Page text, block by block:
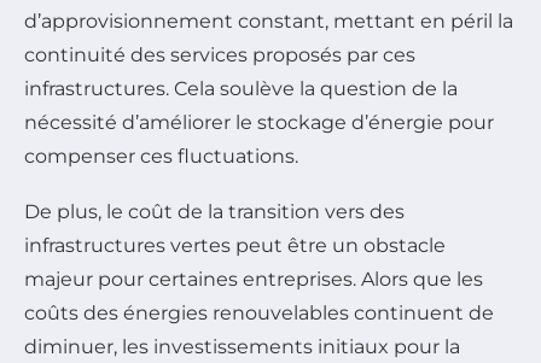
d’approvisionnement constant, mettant en péril la
continuité des services proposés par ces
infrastructures. Cela soulève la question de la
nécessité d’améliorer le stockage d’énergie pour
compenser ces fluctuations.
De plus, le coût de la transition vers des
infrastructures vertes peut être un obstacle
majeur pour certaines entreprises. Alors que les
coûts des énergies renouvelables continuent de
diminuer, les investissements initiaux pour la